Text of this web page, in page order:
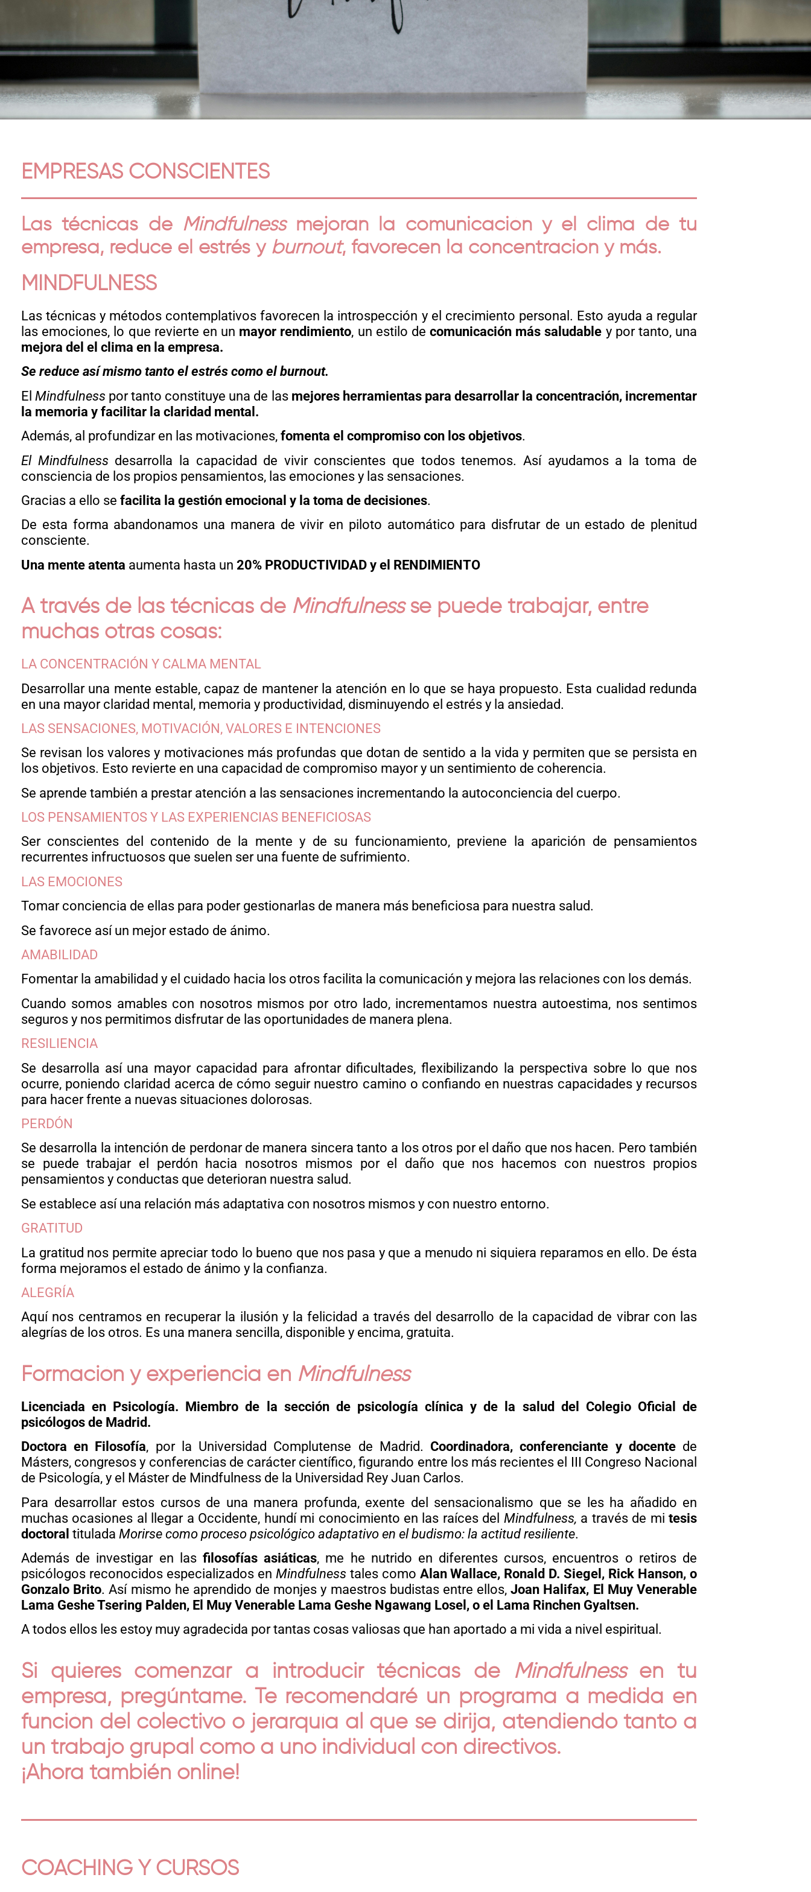
EMPRESAS CONSCIENTES
Las técnicas de Mindfulnessmejoran la comunicación y el clima de tu
empresa, reduce el estrés y burnout, favorecen la concentración y más.
MINDFULNESS
Las técnicas y métodos contemplativos favorecen la introspección y el crecimiento personal. Esto ayuda a regular
las emociones, lo que revierte en un mayor rendimiento, un estilo decomunicación más saludable y por tanto, una
mejora del el clima en la empresa.
Se reduce así mismo tanto el estrés como el burnout.
ElMindfulness por tanto constituye una de las mejores herramientas para desarrollar la concentración, incrementar
la memoria y facilitar la claridad mental.
Además, al profundizar en las motivaciones,fomenta el compromiso con los objetivos.
El Mindfulness desarrolla la capacidad de vivir conscientes que todos tenemos. Así ayudamos a la toma de
consciencia de los propios pensamientos, las emociones y las sensaciones.
Gracias a ello se facilita la gestión emocional y la toma de decisiones.
De esta forma abandonamos una manera de vivir en piloto automático para disfrutar de un estado de plenitud
consciente.
Una mente atenta aumenta hasta un 20% PRODUCTIVIDAD y el RENDIMIENTO
A través de las técnicas de Mindfulnessse puede trabajar, entre
muchas otras cosas:
LA CONCENTRACIÓN Y CALMA MENTAL
Desarrollar una mente estable, capaz de mantener la atención en lo que se haya propuesto. Esta cualidad redunda
en una mayor claridad mental, memoria y productividad, disminuyendo el estrés y la ansiedad.
LAS SENSACIONES, MOTIVACIÓN, VALORES E INTENCIONES
Se revisan los valores y motivaciones más profundas que dotan de sentido a la vida y permiten que se persista en
los objetivos. Esto revierte en una capacidad de compromiso mayor y un sentimiento de coherencia.
Se aprende también a prestar atención a las sensaciones incrementando la autoconciencia del cuerpo.
LOS PENSAMIENTOS Y LAS EXPERIENCIAS BENEFICIOSAS
Ser conscientes del contenido de la mente y de su funcionamiento, previene la aparición de pensamientos
recurrentes infructuosos que suelen ser una fuente de sufrimiento.
LAS EMOCIONES
Tomar conciencia de ellas para poder gestionarlas de manera más beneficiosa para nuestra salud.
Se favorece así un mejor estado de ánimo.
AMABILIDAD
Fomentar la amabilidad y el cuidado hacia los otros facilita la comunicación y mejora las relaciones con los demás.
Cuando somos amables con nosotros mismos por otro lado, incrementamos nuestra autoestima, nos sentimos
seguros y nos permitimos disfrutar de las oportunidades de manera plena.
RESILIENCIA
Se desarrolla así una mayor capacidad para afrontar dificultades, flexibilizando la perspectiva sobre lo que nos
ocurre, poniendo claridad acerca de cómo seguir nuestro camino o confiando en nuestras capacidades y recursos
para hacer frente a nuevas situaciones dolorosas.
PERDÓN
Se desarrolla la intención de perdonar de manera sincera tanto a los otros por el daño que nos hacen. Pero también
se puede trabajar el perdón hacia nosotros mismos por el daño que nos hacemos con nuestros propios
pensamientos y conductas que deterioran nuestra salud.
Se establece así una relación más adaptativa con nosotros mismos y con nuestro entorno.
GRATITUD
La gratitud nos permite apreciar todo lo bueno que nos pasa y que a menudo ni siquiera reparamos en ello. De ésta
forma mejoramos el estado de ánimo y la confianza.
ALEGRÍA
Aquí nos centramos en recuperar la ilusión y la felicidad a través del desarrollo de la capacidad de vibrar con las
alegrías de los otros. Es una manera sencilla, disponible y encima, gratuita.
Formación y experiencia en Mindfulness
Licenciada en Psicología. Miembro de la sección de psicología clínica y de la salud del Colegio Oficial de
psicólogos de Madrid.
Doctora en Filosofía, por la Universidad Complutense de Madrid. Coordinadora, conferenciante y docentede
Másters, congresos y conferencias de carácter científico, figurando entre los más recientes el III Congreso Nacional
de Psicología, y el Máster de Mindfulness de la Universidad Rey Juan Carlos.
Para desarrollar estos cursos de una manera profunda, exente del sensacionalismo que se les ha añadido en
muchas ocasiones al llegar a Occidente, hundí mi conocimiento en las raíces del Mindfulness, a través de mi tesis
doctoral titulada Morirse como proceso psicológico adaptativo en el budismo: la actitud resiliente.
Además de investigar en las filosofías asiáticas, me he nutrido en diferentes cursos, encuentros o retiros de
psicólogos reconocidos especializados en Mindfulness tales como Alan Wallace, Ronald D. Siegel, Rick Hanson, o
Gonzalo Brito. Así mismo he aprendido de monjes y maestros budistas entre ellos,Joan Halifax, El Muy Venerable
Lama Geshe Tsering Palden, El Muy Venerable Lama Geshe Ngawang Losel, o el Lama Rinchen Gyaltsen.
A todos ellos les estoy muy agradecida por tantas cosas valiosas que han aportado a mi vida a nivel espiritual.
Si quieres comenzar a introducir técnicas de Mindfulnessen tu
empresa, pregúntame. Te recomendaré un programa a medida en
función del colectivo o jerarquía al que se dirija, atendiendo tanto a
un trabajo grupal como a uno individual con directivos.
¡Ahora también online!
COACHING Y CURSOS